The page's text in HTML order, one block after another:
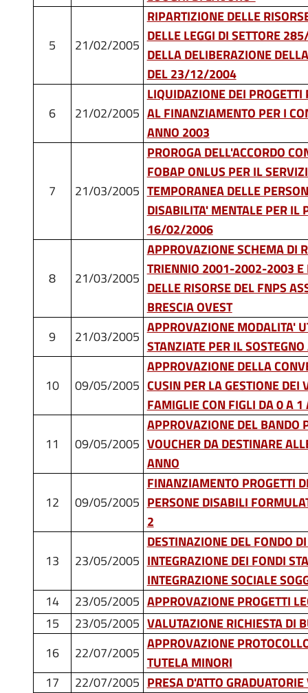
5 21/02/2005
RIPARTIZIONE DELLE
DELLE LEGGI DI SETTORE
DELLA DELIBERAZIONE
DEL 23/12/2004
6 21/02/2005
LIQUIDAZIONE DEI
AL FINANZIAMENTO PER I
ANNO 2003
7 21/03/2005
PROROGA DELL'ACCORDO
FOBAP ONLUS PER IL
TEMPORANEA DELLE
DISABILITA' MENTALE PER
16/02/2006
8 21/03/2005
APPROVAZIONE SCHEMA DI
TRIENNIO 2001-2002-2003 E
DELLE RISORSE DEL FNPS
BRESCIA OVEST
9
21/03/2005
APPROVAZIONE MODALITA'
STANZIATE PER IL
10 09/05/2005
APPROVAZIONE DELLA
CUSIN PER LA GESTIONE DEI
FAMIGLIE CON FIGLI DA 0 A 1
11 09/05/2005
APPROVAZIONE DEL BANDO
VOUCHER DA DESTINARE
ANNO
12 09/05/2005
FINANZIAMENTO PROGETTI
PERSONE DISABILI
2
13 23/05/2005
DESTINAZIONE DEL FONDO
INTEGRAZIONE DEI FONDI
INTEGRAZIONE SOCIALE
14
23/05/2005 APPROVAZIONE PROGETTI
15
23/05/2005 VALUTAZIONE RICHIESTA DI
16
22/07/2005
APPROVAZIONE
TUTELA MINORI
17
22/07/2005 PRESA D'ATTO